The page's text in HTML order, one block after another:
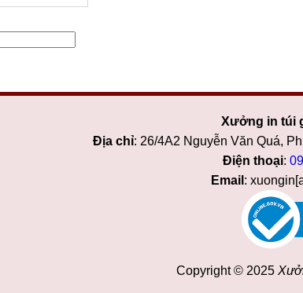
Xưởng in túi
Địa chỉ: 26/4A2 Nguyễn Văn Quá,
Điện thoại:
Email :
Copyright © 2025